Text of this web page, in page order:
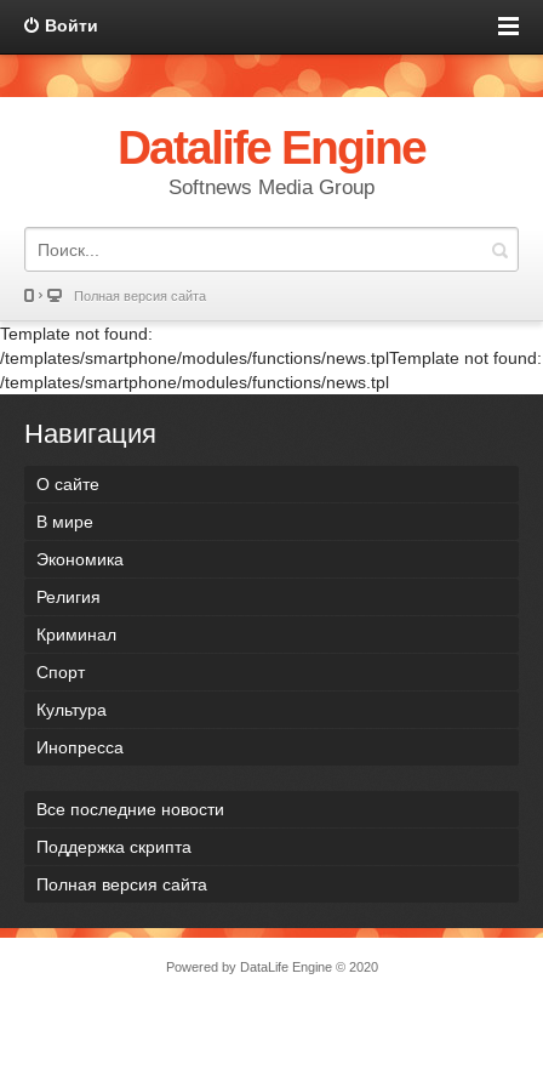
Войти
Datalife Engine
Softnews Media Group
Полная версия сайта
Template not found:
/templates/smartphone/modules/functions/news.tplTemplate not found:
/templates/smartphone/modules/functions/news.tpl
Навигация
О сайте
В мире
Экономика
Религия
Криминал
Спорт
Культура
Инопресса
Все последние новости
Поддержка скрипта
Полная версия сайта
Powered by DataLife Engine© 2020